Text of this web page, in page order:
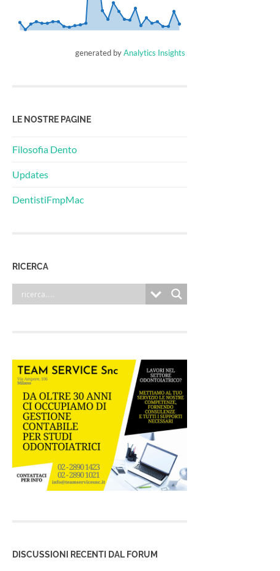
generated byAnalytics Insights
LE NOSTRE PAGINE
Filosofia Dento
Updates
DentistiFmpMac
RICERCA
DISCUSSIONI RECENTI DAL FORUM